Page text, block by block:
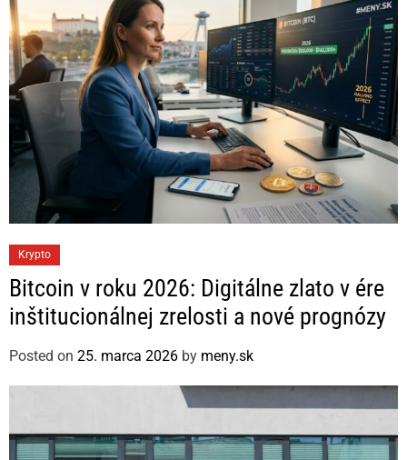
a
t
e
o
r
e
Krypto
Bitcoin v roku 2026: Digitálne zlato v ére
inštitucionálnej zrelosti a nové prognózy
Posted on 25. marca 2026 by meny.sk